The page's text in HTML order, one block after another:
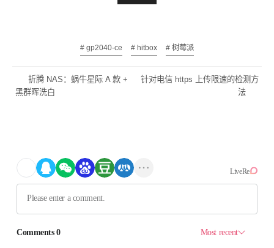
# gp2040-ce # hitbox # 树莓派
折腾 NAS：蜗牛星际 A 款 +
黑群晖洗白
针对电信 https 上传限速的检测方
法